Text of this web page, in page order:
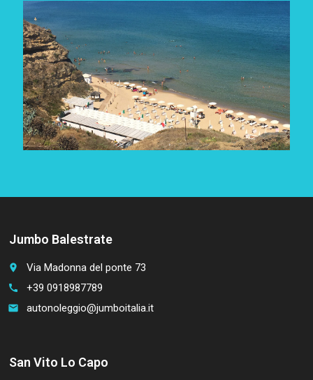
Jumbo Balestrate
place Via Madonna del ponte 73
call +39 0918987789
email autonoleggio@jumboitalia.it
San Vito Lo Capo